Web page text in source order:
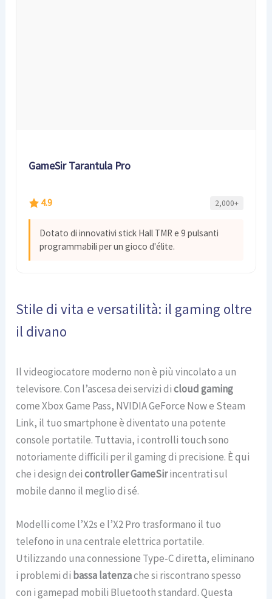
GameSir Tarantula Pro
4.9 2,000+
Dotato di innovativi stick Hall TMR e 9 pulsanti
programmabili per un gioco d'élite.
Stile di vita e versatilità: il gaming oltre
il divano
Il videogiocatore moderno non è più vincolato a un
televisore. Con l’ascesa dei servizi dicloud gaming
come Xbox Game Pass, NVIDIA GeForce Now e Steam
Link, il tuo smartphone è diventato una potente
console portatile. Tuttavia, i controlli touch sono
notoriamente difficili per il gaming di precisione. È qui
che i design deicontroller GameSirincentrati sul
mobile danno il meglio di sé.
Modelli come l’X2s e l’X2 Pro trasformano il tuo
telefono in una centrale elettrica portatile.
Utilizzando una connessione Type-C diretta, eliminano
i problemi di bassa latenzache si riscontrano spesso
con i gamepad mobili Bluetooth standard. Questa